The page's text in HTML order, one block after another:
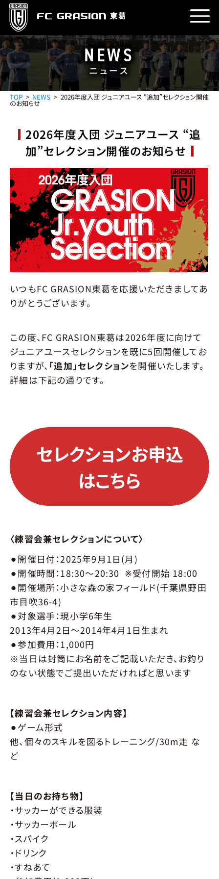
FC GRASION 東葛
PROFILE クラブ紹介
由来
STADIUM スタジアム
グラウンド クラブハウス アクセス
TEAM チーム
GK DF MF FW
JOIN 選手募集
概要 要項 エントリー
SCHOOL スクール
環境 育成 指導クラス
入会について
料金･開催時間
会場
ACADEMY アカデミー
概要 要項 エントリー
メンバー
スタッフ
PARTNER パートナー
パートナー一覧
パートナー募集
パートナーについてお問い合わせ
NEWS ニュース
CONTACT お問合せ
NEWS
ニュース
TOP NEWS 2026年度入団 ジュニアユース “追加”セレクション開催
のお知らせ
2026年度入団 ジュニアユース “追
加”セレクション開催のお知らせ
いつもFC GRASION東葛を応援いただきましてあ
りがとうございます。
この度、FC GRASION東葛は2026年度に向けて
ジュニアユースセレクションを既に5回開催してお
りますが、 「追加」セレクションを開催いたします。
詳細は下記の通りです。
セレクションお申込
はこちら
〈練習会兼セレクションについて〉
⚫︎開催日付：2025年9月1日(月)
⚫︎開催時間：18:30〜20:30 ※受付開始 18:00
⚫︎開催場所：小さな森の家フィールド(千葉県野田
市目吹36-4)
⚫︎対象選手：現小学6年生
2013年4月2日〜2014年4月1日生まれ
⚫︎参加費用：1,000円
※当日は封筒にお名前をご記載いただき、お釣り
のない状態でご提出いただければと思います
【練習会兼セレクション内容】
⚫︎ゲーム形式
他、個々のスキルを図るトレーニング/30m走 な
ど
【当日のお持ち物】
・サッカーができる服装
・サッカーボール
・スパイク
・ドリンク
・すねあて